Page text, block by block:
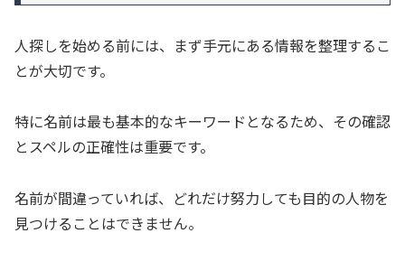
人探しを始める前には、まず手元にある情報を整理するこ
とが大切です。
特に名前は最も基本的なキーワードとなるため、その確認
とスペルの正確性は重要です。
名前が間違っていれば、どれだけ努力しても目的の人物を
見つけることはできません。